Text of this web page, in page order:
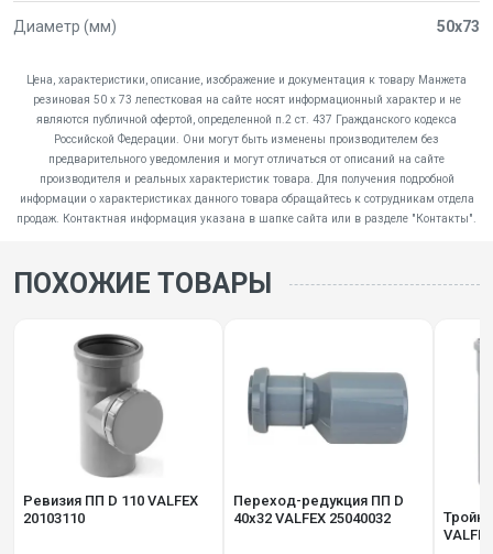
Диаметр (мм) 50x73
Цена, характеристики, описание, изображение и документация к товару Манжета
резиновая 50 х 73 лепестковая на сайте носят информационный характер и не
являются публичной офертой, определенной п.2 ст. 437 Гражданского кодекса
Российской Федерации. Они могут быть изменены производителем без
предварительного уведомления и могут отличаться от описаний на сайте
производителя и реальных характеристик товара. Для получения подробной
информации о характеристиках данного товара обращайтесь к сотрудникам отдела
продаж. Контактная информация указана в шапке сайта или в разделе "Контакты".
ПОХОЖИЕ ТОВАРЫ
Ревизия ПП D 110 VALFEX
20103110
Переход-редукция ПП D
40х32 VALFEX 25040032